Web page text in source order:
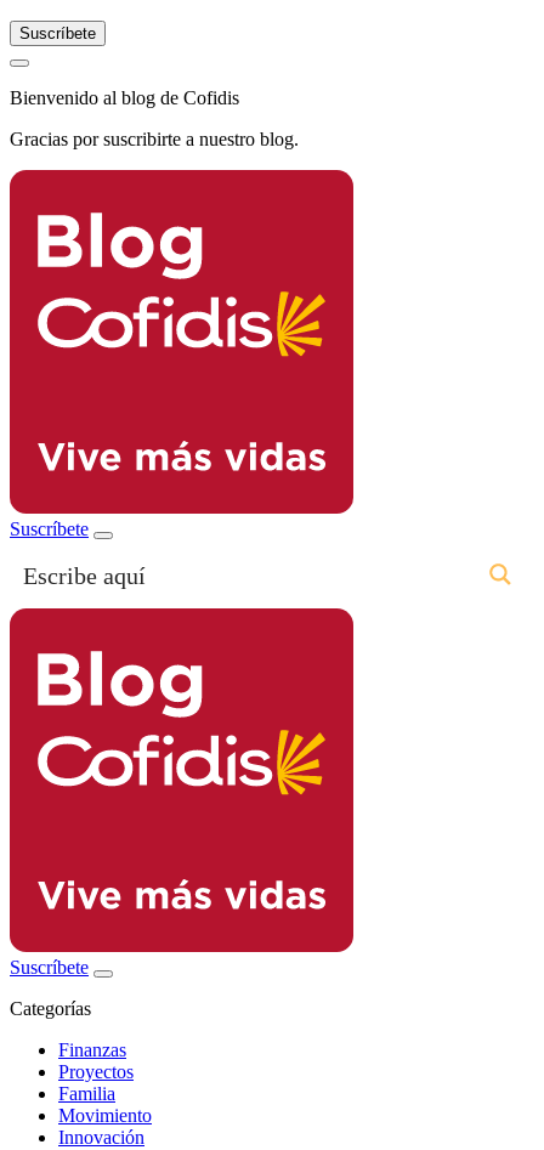
Bienvenido al blog de Cofidis
Gracias por suscribirte a nuestro blog.
Suscríbete
Suscríbete
Categorías
Finanzas
Proyectos
Familia
Movimiento
Innovación